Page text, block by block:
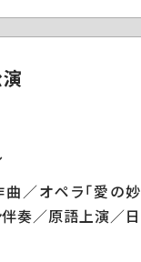
曲／オペラ「愛の妙
奏／原語上演／日